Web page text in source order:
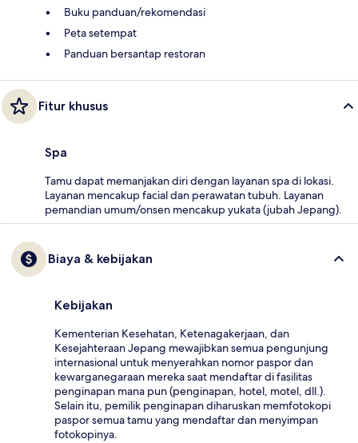
Buku panduan/rekomendasi
Peta setempat
Panduan bersantap restoran
Fitur khusus
Spa
Tamu dapat memanjakan diri dengan layanan spa di lokasi.
Layanan mencakup facial dan perawatan tubuh. Layanan
pemandian umum/onsen mencakup yukata (jubah Jepang).
Biaya & kebijakan
Kebijakan
Kementerian Kesehatan, Ketenagakerjaan, dan
Kesejahteraan Jepang mewajibkan semua pengunjung
internasional untuk menyerahkan nomor paspor dan
kewarganegaraan mereka saat mendaftar di fasilitas
penginapan mana pun (penginapan, hotel, motel, dll.).
Selain itu, pemilik penginapan diharuskan memfotokopi
paspor semua tamu yang mendaftar dan menyimpan
fotokopinya.